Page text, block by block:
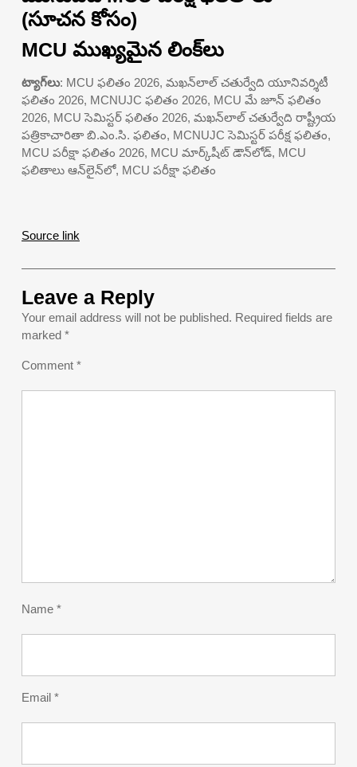
(సూచన కోసం)
MCU ముఖ్యమైన లింక్‌లు
ట్యాగ్‌లు: MCU ఫలితం 2026, మఖన్‌లాల్ చతుర్వేది యూనివర్శిటీ
ఫలితం 2026, MCNUJC ఫలితం 2026, MCU మే జూన్ ఫలితం
2026, MCU సెమిస్టర్ ఫలితం 2026, మఖన్‌లాల్ చతుర్వేది రాష్ట్రీయ
పత్రికాచారితా బి.ఎం.సి. ఫలితం, MCNUJC సెమిస్టర్ పరీక్ష ఫలితం,
MCU పరీక్షా ఫలితం 2026, MCU మార్క్‌షీట్ డౌన్‌లోడ్, MCU
ఫలితాలు ఆన్‌లైన్‌లో, MCU పరీక్షా ఫలితం
Source link
Leave a Reply
Your email address will not be published. Required fields are
marked *
Comment *
Name *
Email *